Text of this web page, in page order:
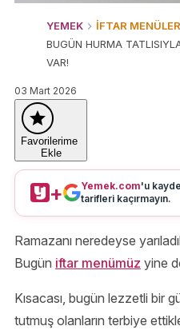
YEMEK
İFTAR
BUGÜN HURMA
VAR!
03 Mart 2026
Favorilerime
Ekle
+ Yemek.com'u
tarifleri kaçırmayın.
Ramazanı neredeyse
Bugün iftar menümüz yine
Kısacası, bugün lezzetli bir
tutmuş olanların terbiye